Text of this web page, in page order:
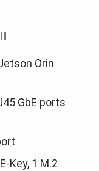
Orin
GbE ports
Key, 1 M.2